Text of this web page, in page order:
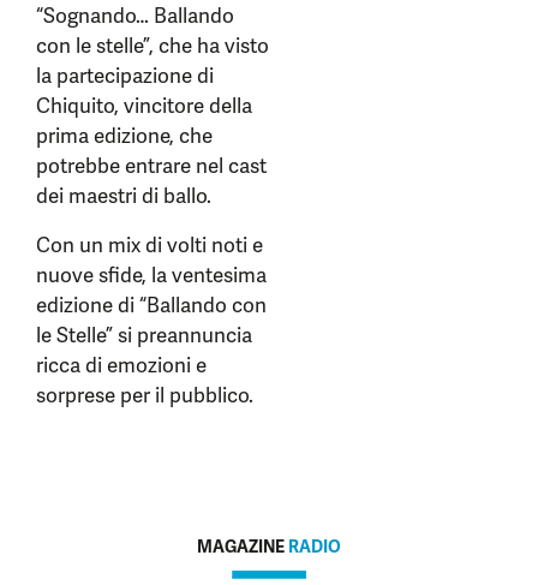
“Sognando… Ballando
con le stelle”, che ha visto
la partecipazione di
Chiquito, vincitore della
prima edizione, che
potrebbe entrare nel cast
dei maestri di ballo.
Con un mix di volti noti e
nuove sfide, la ventesima
edizione di “Ballando con
le Stelle” si preannuncia
ricca di emozioni e
sorprese per il pubblico.
MAGAZINE RADIO